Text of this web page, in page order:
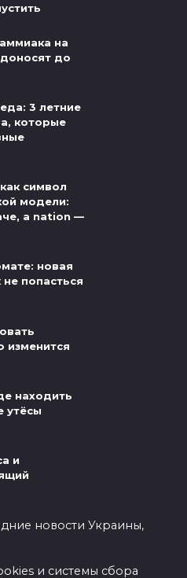
на
до
3 летние
которые
символ
модели:
а nation —
новая
попасться
изменится
находить
утёсы
и
новости Украины,
и системы сбора